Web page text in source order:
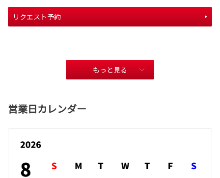
リクエスト予約
もっと見る
営業日カレンダー